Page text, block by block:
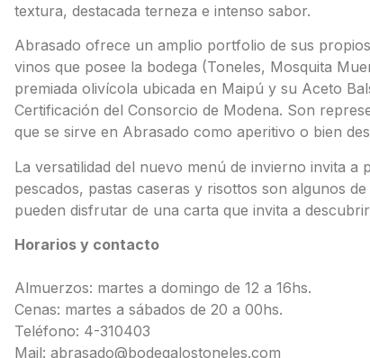
textura, destacada terneza e intenso sabor.
Abrasado ofrece un amplio portfolio de sus
vinos que posee la bodega (Toneles, Mosquita
premiada olivícola ubicada en Maipú y su Aceto
Certificación del Consorcio de Modena. Son
que se sirve en Abrasado como aperitivo o bien
La versatilidad del nuevo menú de invierno invita a
pescados, pastas caseras y risottos son algunos
pueden disfrutar de una carta que invita a
Horarios y contacto
Almuerzos: martes a domingo de 12 a 16hs.
Cenas: martes a sábados de 20 a 00hs.
Teléfono: 4-310403
Mail: abrasado@bodegalostoneles.com